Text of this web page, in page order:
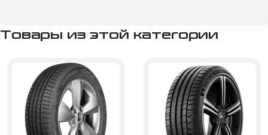
Товары из этой категории